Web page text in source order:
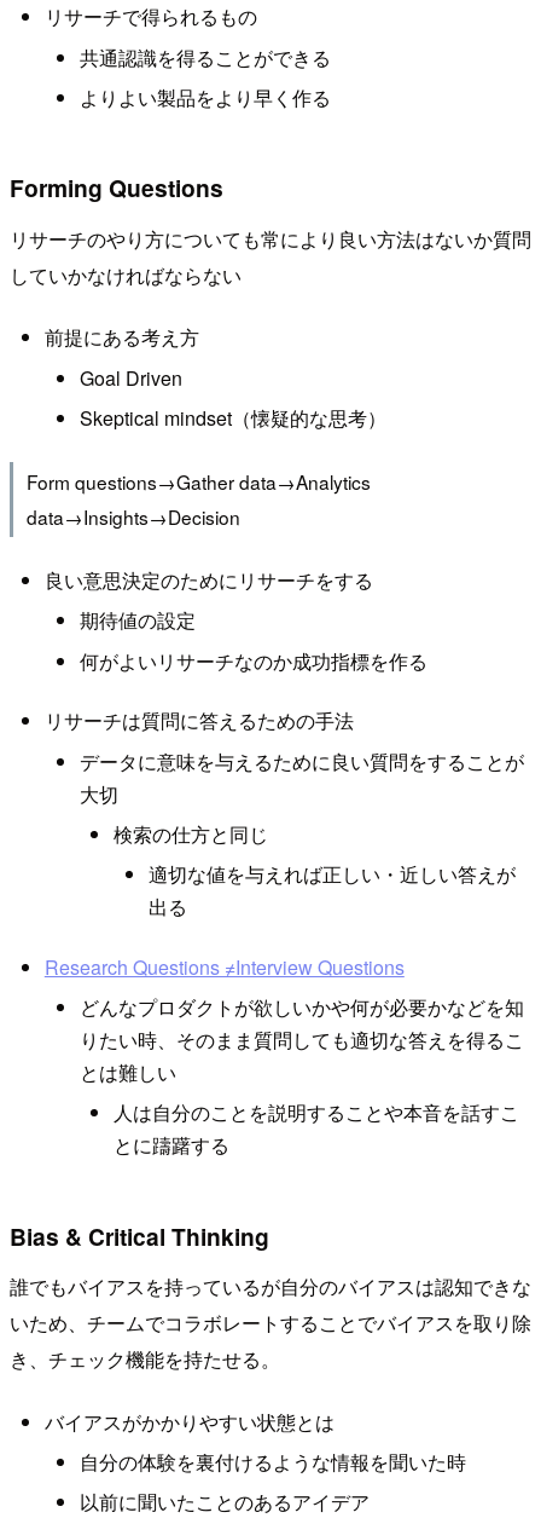
リサーチで得られるもの
共通認識を得ることができる
よりよい製品をより早く作る
Forming Questions
リサーチのやり方についても常により良い方法はないか質問
していかなければならない
前提にある考え方
Goal Driven
Skeptical mindset（懐疑的な思考）
Form questions→Gather data→Analytics
data→Insights→Decision
良い意思決定のためにリサーチをする
期待値の設定
何がよいリサーチなのか成功指標を作る
リサーチは質問に答えるための手法
データに意味を与えるために良い質問をすることが
大切
検索の仕方と同じ
適切な値を与えれば正しい・近しい答えが
出る
Research Questions ≠Interview Questions
どんなプロダクトが欲しいかや何が必要かなどを知
りたい時、そのまま質問しても適切な答えを得るこ
とは難しい
人は自分のことを説明することや本音を話すこ
とに躊躇する
Bias & Critical Thinking
誰でもバイアスを持っているが自分のバイアスは認知できな
いため、チームでコラボレートすることでバイアスを取り除
き、チェック機能を持たせる。
バイアスがかかりやすい状態とは
自分の体験を裏付けるような情報を聞いた時
以前に聞いたことのあるアイデア